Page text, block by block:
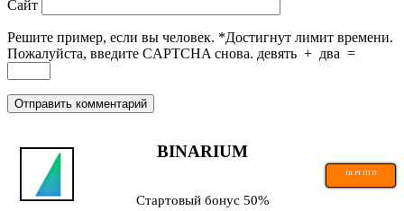
Сайт
Решите пример, если вы человек. *Достигнут лимит времени.
Пожалуйста, введите CAPTCHA снова. девять + два =
BINARIUM
ПЕРЕЙТИ
Стартовый бонус 50%